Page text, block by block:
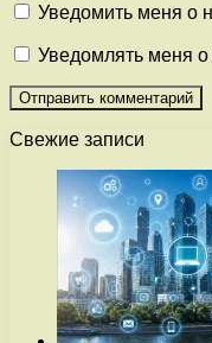
Уведомить меня о
Уведомлять меня о
Свежие записи